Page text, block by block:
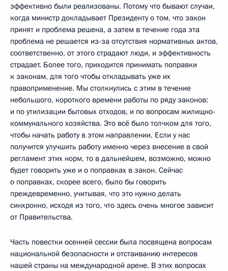
эффективно были реализованы. Потому что бывают случаи,
когда министр докладывает Президенту о том, что закон
принят и проблема решена, а затем в течение года эта
проблема не решается из-за отсутствия нормативных актов,
соответственно, от этого страдают люди, и эффективность
страдает. Более того, приходится принимать поправки
к законам, для того чтобы откладывать уже их
правоприменение. Мы столкнулись с этим в течение
небольшого, короткого времени работы по ряду законов:
и по утилизации бытовых отходов, и по вопросам жилищно-
коммунального хозяйства. Это всё было толчком для того,
чтобы начать работу в этом направлении. Если у нас
получится улучшить работу именно через внесение в свой
регламент этих норм, то в дальнейшем, возможно, можно
будет говорить уже и о поправках в закон. Сейчас
о поправках, скорее всего, было бы говорить
преждевременно, учитывая, что это нужно делать
синхронно, исходя из того, что здесь очень многое зависит
от Правительства.
Часть повестки осенней сессии была посвящена вопросам
национальной безопасности и отстаиванию интересов
нашей страны на международной арене. В этих вопросах